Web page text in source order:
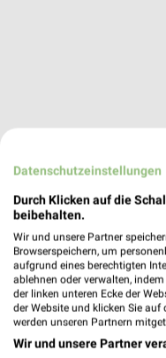
Datenschutzeinstellungen
Durch Klicken auf die
beibehalten.
Wir und unsere Partner
Browserspeichern, um
aufgrund eines berechtigten
ablehnen oder verwalten,
der linken unteren Ecke der
der Website und klicken Sie auf
werden unseren Partnern
Wir und unsere Partner